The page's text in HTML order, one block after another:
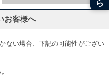
お客様へ
ない場合、下記の可能性がござい